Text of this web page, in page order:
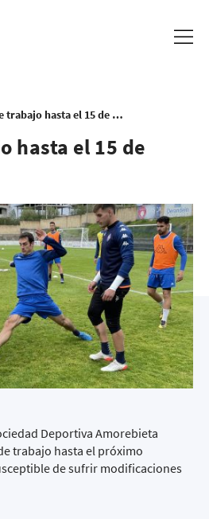
Plan de trabajo hasta el 15 de mayo
hasta el 15 de
Deportiva Amorebieta
trabajo hasta el próximo
de sufrir modificaciones